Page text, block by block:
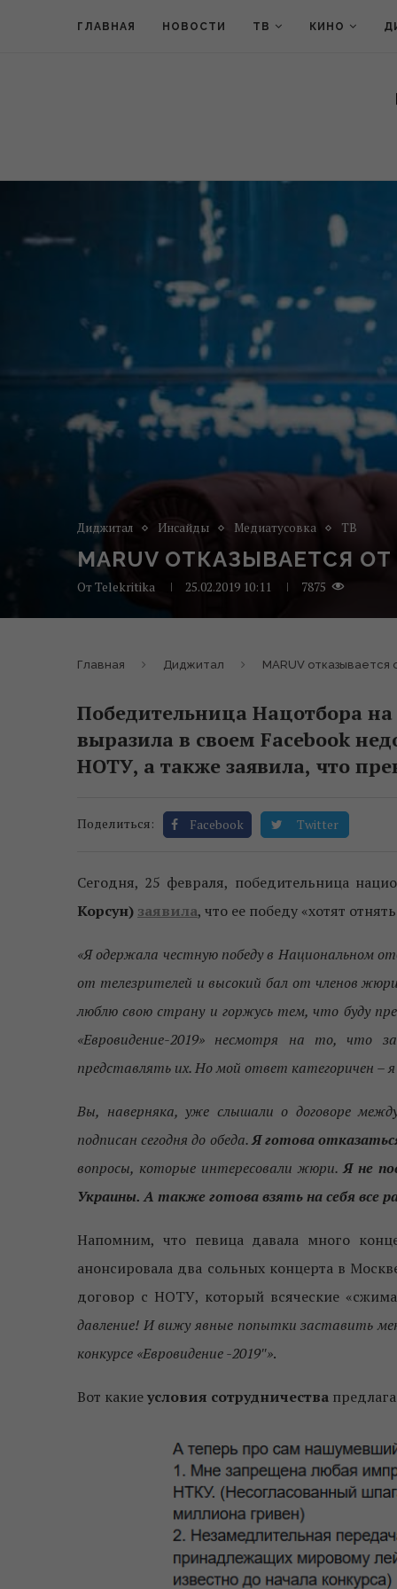
ГЛАВНАЯ НОВОСТИ ТВ КИНО
Диджитал Инсайды Медиатусовка ТВ
MARUV ОТКАЗЫВАЕТСЯ
ОтTelekritika 25.02.2019 10:11 7875
Главная Диджитал MARUV отказывается
Победительница Нацотбора
выразила в своем Facebook
НОТУ, а также заявила, что
Поделиться: Facebook Twitter
Сегодня, 25 февраля, победительница
Корсун) заявила, что ее победу «хотят
«Я одержала честную победу в Национальном
от телезрителей и высокий бал от членов
люблю свою страну и горжусь тем, что буду
«Евровидение-2019» несмотря на то, что
представлять их. Но мой ответ категоричен –
Вы, наверняка, уже слышали о договоре
подписан сегодня до обеда.Я готова
вопросы, которые интересовали жюри.Я не
Украины. А также готова взять на себя все
Напомним, что певица давала много
анонсировала два сольных концерта в
договор с НОТУ, который всяческие
давление! И вижу явные попытки заставить
конкурсе «Евровидение -2019″».
Вот какиеусловия сотрудничества